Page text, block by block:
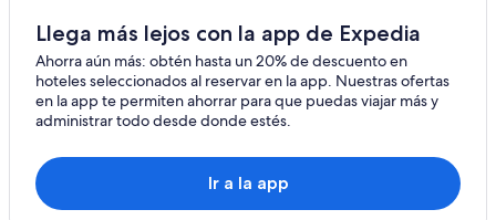
Llega más lejos con la app de Expedia
Ahorra aún más: obtén hasta un 20% de descuento en
hoteles seleccionados al reservar en la app. Nuestras ofertas
en la app te permiten ahorrar para que puedas viajar más y
administrar todo desde donde estés.
Ir a la app